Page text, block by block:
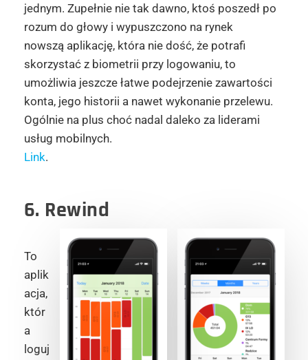
jednym. Zupełnie nie tak dawno, ktoś poszedł po
rozum do głowy i wypuszczono na rynek
nowszą aplikację, która nie dość, że potrafi
skorzystać z biometrii przy logowaniu, to
umożliwia jeszcze łatwe podejrzenie zawartości
konta, jego historii a nawet wykonanie przelewu.
Ogólnie na plus choć nadal daleko za liderami
usług mobilnych.
Link.
6. Rewind
To
aplik
acja,
któr
a
loguj